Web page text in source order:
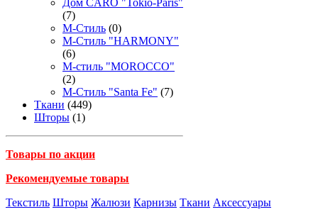
Дом CARO "Tokio-Paris"
(7)
М-Стиль (0)
М-Стиль "HARMONY"
(6)
М-стиль "MOROCCO"
(2)
М-Стиль "Santa Fe" (7)
Ткани (449)
Шторы (1)
Товары по акции
Рекомендуемые товары
Текстиль Шторы Жалюзи Карнизы Ткани Аксессуары